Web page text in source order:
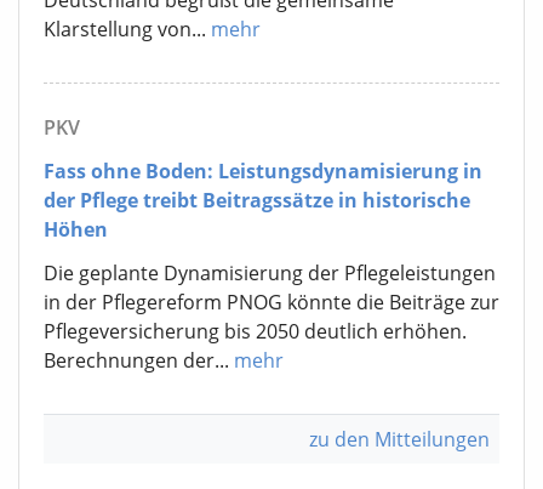
Klarstellung von... mehr
PKV
Fass ohne Boden: Leistungsdynamisierung in
der Pflege treibt Beitragssätze in historische
Höhen
Die geplante Dynamisierung der Pflegeleistungen
in der Pflegereform PNOG könnte die Beiträge zur
Pflegeversicherung bis 2050 deutlich erhöhen.
Berechnungen der... mehr
zu den Mitteilungen